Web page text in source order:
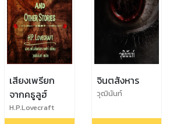
เสียงเพรียก
จากคธูลูฮ์
H.P.Lovecraft
จินตสังหาร
วุฒินันท์